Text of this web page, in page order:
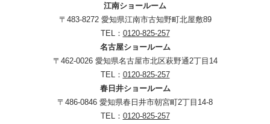
江南ショールーム
〒483-8272 愛知県江南市古知野町北屋敷89
TEL： 0120-825-257
名古屋ショールーム
〒462-0026 愛知県名古屋市北区萩野通2丁目14
TEL： 0120-825-257
春日井ショールーム
〒486-0846 愛知県春日井市朝宮町2丁目14-8
TEL： 0120-825-257